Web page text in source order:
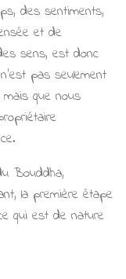
des sentiments,
et de
sens, est donc
pas seulement
que nous
Bouddha,
la première étape
qui est de nature